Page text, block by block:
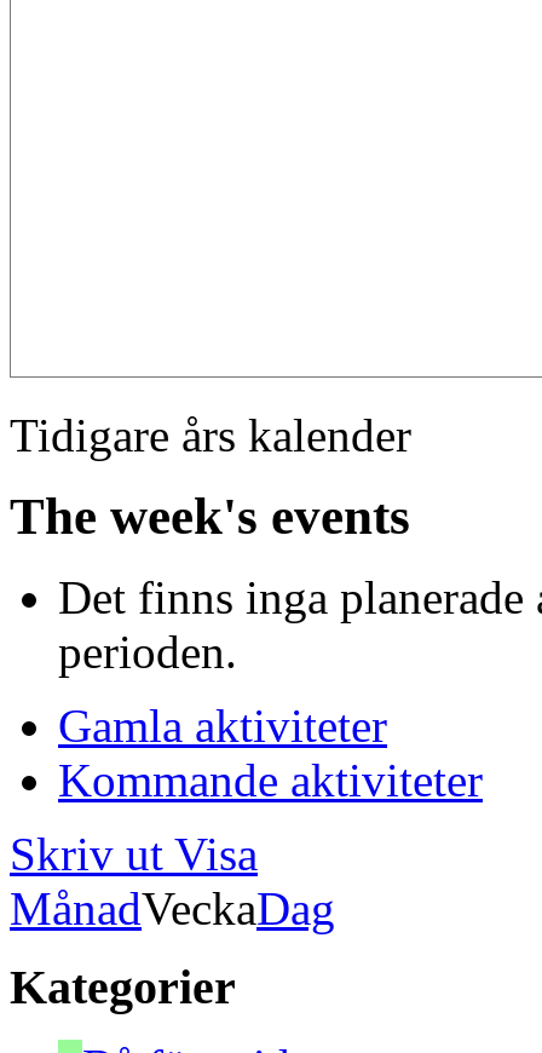
Tidigare års kalender
The week's events
Det finns inga
perioden.
Gamla aktiviteter
Kommande aktiviteter
Skriv ut Visa
MånadVeckaDag
Kategorier